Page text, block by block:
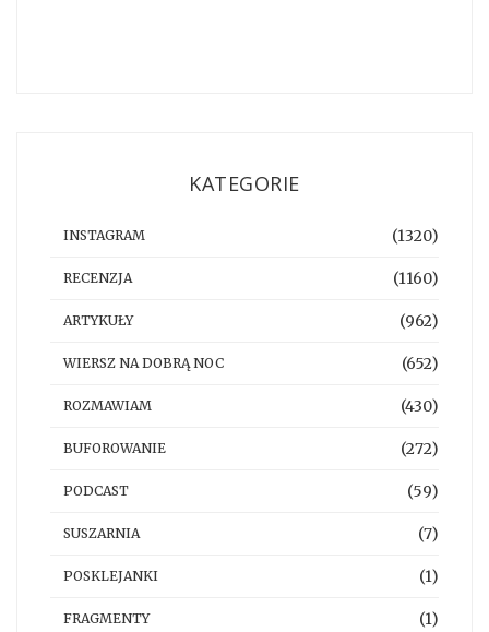
KATEGORIE
INSTAGRAM (1320)
RECENZJA (1160)
ARTYKUŁY (962)
WIERSZ NA DOBRĄ NOC (652)
ROZMAWIAM (430)
BUFOROWANIE (272)
PODCAST (59)
SUSZARNIA (7)
POSKLEJANKI (1)
FRAGMENTY (1)